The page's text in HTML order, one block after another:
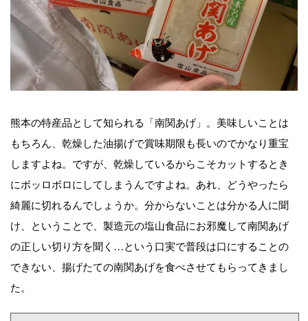
熊本の特産品として知られる「南関あげ」。美味しいことは
もちろん、乾燥した油揚げで賞味期限も長いのでかなり重宝
しますよね。ですが、乾燥しているからこそカットするとき
にボッロボロにしてしまうんですよね。あれ、どうやったら
綺麗に切れるんでしょうか。分からないことは分かる人に聞
け、ということで、製造元の塩山食品にお邪魔して南関あげ
の正しい切り方を聞く…という口実で普段は口にすることの
できない、揚げたての南関あげを食べさせてもらってきまし
た。